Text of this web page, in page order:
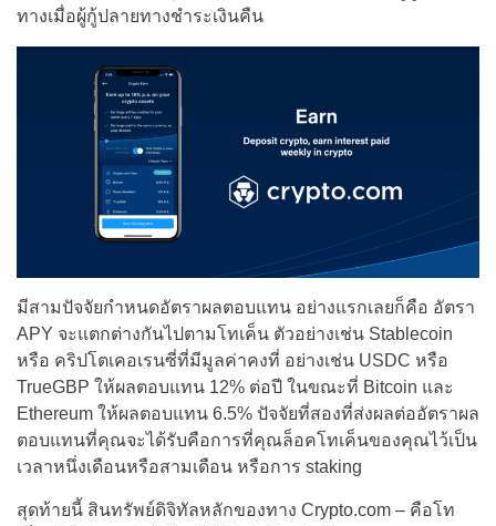
ทางเมื่อผู้กู้ปลายทางชำระเงินคืน
มีสามปัจจัยกำหนดอัตราผลตอบแทน อย่างแรกเลยก็คือ อัตรา
APY จะแตกต่างกันไปตามโทเค็น ตัวอย่างเช่น Stablecoin
หรือ คริปโตเคอเรนซี่ที่มีมูลค่าคงที่ อย่างเช่น USDC หรือ
TrueGBP ให้ผลตอบแทน 12% ต่อปี ในขณะที่ Bitcoin และ
Ethereum ให้ผลตอบแทน 6.5% ปัจจัยที่สองที่ส่งผลต่ออัตราผล
ตอบแทนที่คุณจะได้รับคือการที่คุณล็อคโทเค็นของคุณไว้เป็น
เวลาหนึ่งเดือนหรือสามเดือน หรือการ staking
สุดท้ายนี้ สินทรัพย์ดิจิทัลหลักของทาง Crypto.com – คือโท